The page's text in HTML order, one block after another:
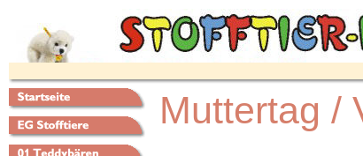
Muttertag /